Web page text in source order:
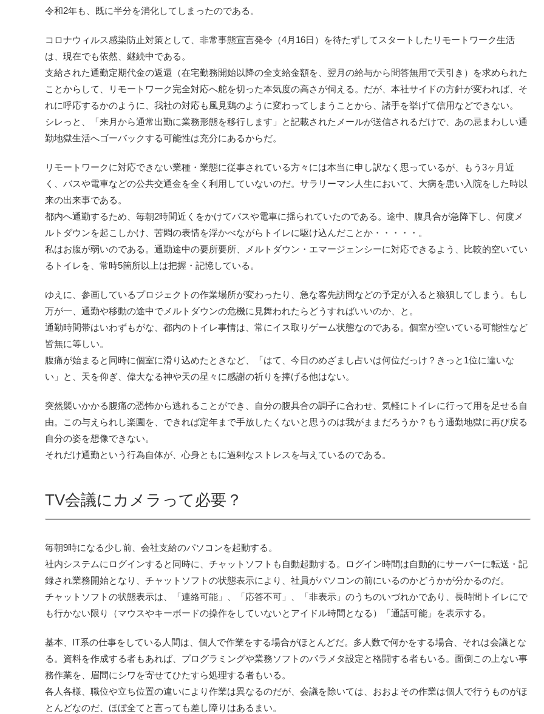
令和2年も、既に半分を消化してしまったのである。
コロナウィルス感染防止対策として、非常事態宣言発令（4月16日）を待たずしてスタートしたリモートワーク生活
は、現在でも依然、継続中である。
支給された通勤定期代金の返還（在宅勤務開始以降の全支給金額を、翌月の給与から問答無用で天引き）を求められた
ことからして、リモートワーク完全対応へ舵を切った本気度の高さが伺える。だが、本社サイドの方針が変われば、そ
れに呼応するかのように、我社の対応も風見鶏のように変わってしまうことから、諸手を挙げて信用などできない。
シレっと、「来月から通常出勤に業務形態を移行します」と記載されたメールが送信されるだけで、あの忌まわしい通
勤地獄生活へゴーバックする可能性は充分にあるからだ。
リモートワークに対応できない業種・業態に従事されている方々には本当に申し訳なく思っているが、もう3ヶ月近
く、バスや電車などの公共交通金を全く利用していないのだ。サラリーマン人生において、大病を患い入院をした時以
来の出来事である。
都内へ通勤するため、毎朝2時間近くをかけてバスや電車に揺られていたのである。途中、腹具合が急降下し、何度メ
ルトダウンを起こしかけ、苦悶の表情を浮かべながらトイレに駆け込んだことか・・・・・。
私はお腹が弱いのである。通勤途中の要所要所、メルトダウン・エマージェンシーに対応できるよう、比較的空いてい
るトイレを、常時5箇所以上は把握・記憶している。
ゆえに、参画しているプロジェクトの作業場所が変わったり、急な客先訪問などの予定が入ると狼狽してしまう。もし
万が一、通勤や移動の途中でメルトダウンの危機に見舞われたらどうすればいいのか、と。
通勤時間帯はいわずもがな、都内のトイレ事情は、常にイス取りゲーム状態なのである。個室が空いている可能性など
皆無に等しい。
腹痛が始まると同時に個室に滑り込めたときなど、「はて、今日のめざまし占いは何位だっけ？きっと1位に違いな
い」と、天を仰ぎ、偉大なる神や天の星々に感謝の祈りを捧げる他はない。
突然襲いかかる腹痛の恐怖から逃れることができ、自分の腹具合の調子に合わせ、気軽にトイレに行って用を足せる自
由。この与えられし楽園を、できれば定年まで手放したくないと思うのは我がままだろうか？もう通勤地獄に再び戻る
自分の姿を想像できない。
それだけ通勤という行為自体が、心身ともに過剰なストレスを与えているのである。
TV会議にカメラって必要？
毎朝9時になる少し前、会社支給のパソコンを起動する。
社内システムにログインすると同時に、チャットソフトも自動起動する。ログイン時間は自動的にサーバーに転送・記
録され業務開始となり、チャットソフトの状態表示により、社員がパソコンの前にいるのかどうかが分かるのだ。
チャットソフトの状態表示は、「連絡可能」、「応答不可」、「非表示」のうちのいづれかであり、長時間トイレにで
も行かない限り（マウスやキーボードの操作をしていないとアイドル時間となる）「通話可能」を表示する。
基本、IT系の仕事をしている人間は、個人で作業をする場合がほとんどだ。多人数で何かをする場合、それは会議とな
る。資料を作成する者もあれば、プログラミングや業務ソフトのパラメタ設定と格闘する者もいる。面倒この上ない事
務作業を、眉間にシワを寄せてひたすら処理する者もいる。
各人各様、職位や立ち位置の違いにより作業は異なるのだが、会議を除いては、おおよその作業は個人で行うものがほ
とんどなのだ、ほぼ全てと言っても差し障りはあるまい。